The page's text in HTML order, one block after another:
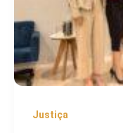
Justiça